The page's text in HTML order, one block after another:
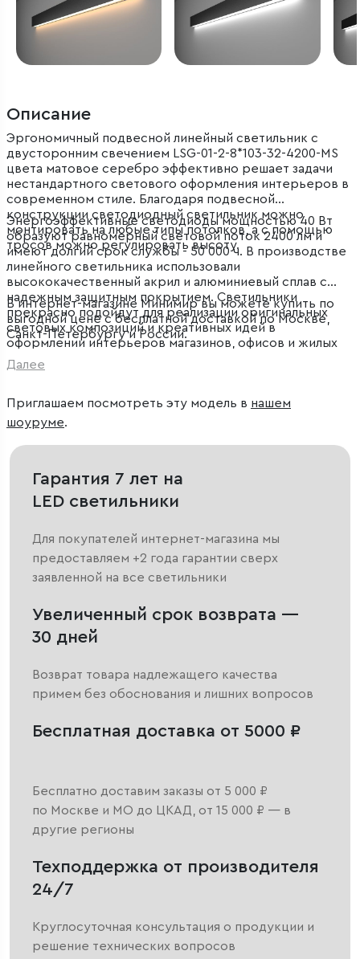
Описание
Эргономичный подвесной линейный светильник с
двусторонним свечением LSG-01-2-8*103-32-4200-MS
цвета матовое серебро эффективно решает задачи
нестандартного светового оформления интерьеров в
современном стиле. Благодаря подвесной
конструкции светодиодный светильник можно
монтировать на любые типы потолков, а с помощью
тросов можно регулировать высоту.
Энергоэффективные светодиоды мощностью 40 Вт
образуют равномерный световой поток 2400 лм и
имеют долгий срок службы - 50 000 ч. В производстве
линейного светильника использовали
высококачественный акрил и алюминиевый сплав с
надежным защитным покрытием. Светильники
прекрасно подойдут для реализации оригинальных
световых композиций и креативных идей в
оформлении интерьеров магазинов, офисов и жилых
помещений.
В интернет-магазине Минимир вы можете купить по
выгодной цене с бесплатной доставкой по Москве,
Санкт-Петербургу и России.
Далее
Приглашаем посмотреть эту модель в нашем
шоуруме.
Гарантия 7 лет на
LED светильники
Для покупателей интернет-магазина мы
предоставляем +2 года гарантии сверх
заявленной на все светильники
Увеличенный срок возврата —
30 дней
Возврат товара надлежащего качества
примем без обоснования и лишних вопросов
Бесплатная доставка от 5000 ₽
Бесплатно доставим заказы от 5 000 ₽
по Москве и МО до ЦКАД, от 15 000 ₽ — в
другие регионы
Техподдержка от производителя
24/7
Круглосуточная консультация о продукции и
решение технических вопросов